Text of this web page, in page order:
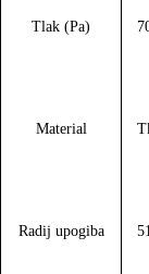
Tlak (Pa)
Material
Radij upogiba